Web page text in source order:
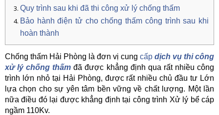
Quy trình sau khi đã thi công xử lý chống thấm
Bảo hành điện tử cho chống thấm công trình sau khi
hoàn thành
Chống thấm Hải Phòng là đơn vị cung cấp dịch vụ thi công
xử lý chống thấmđã được khẳng định qua rất nhiều công
trình lớn nhỏ tại Hải Phòng, được rất nhiều chủ đầu tư Lớn
lựa chọn cho sự yên tâm bền vững về chất lượng. Một lần
nữa điều đó lại được khẳng định tại công trình Xử lý bể cáp
ngầm 110Kv.